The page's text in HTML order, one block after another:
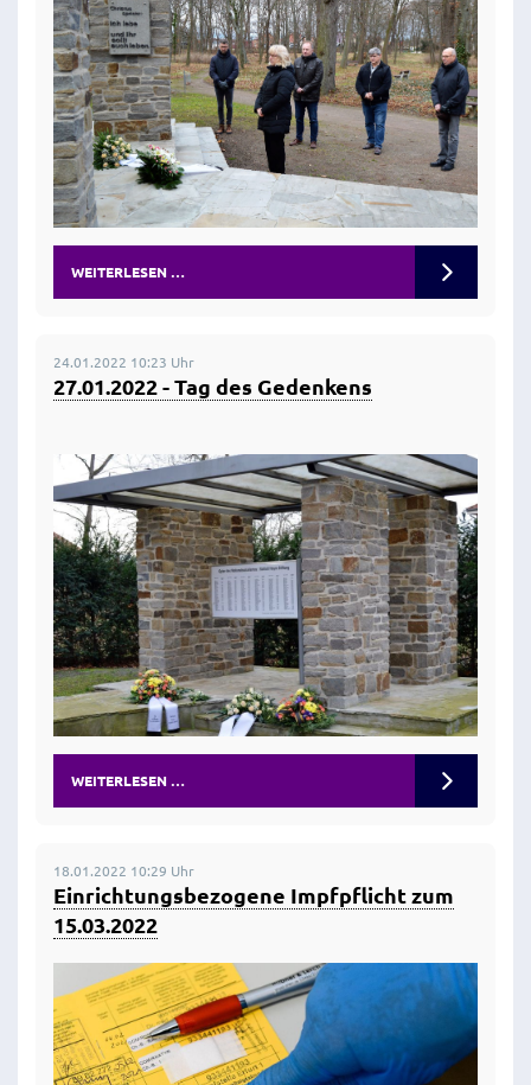
WEITERLESEN …
24.01.2022 10:23 Uhr
27.01.2022 - Tag des Gedenkens
WEITERLESEN …
18.01.2022 10:29 Uhr
Einrichtungsbezogene Impfpflicht zum
15.03.2022